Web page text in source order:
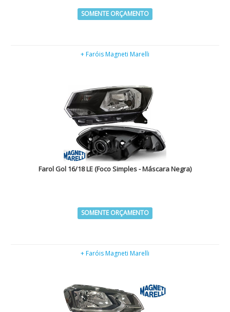
SOMENTE ORÇAMENTO
+ Faróis Magneti Marelli
Farol Gol 16/18 LE (Foco Simples - Máscara Negra)
SOMENTE ORÇAMENTO
+ Faróis Magneti Marelli